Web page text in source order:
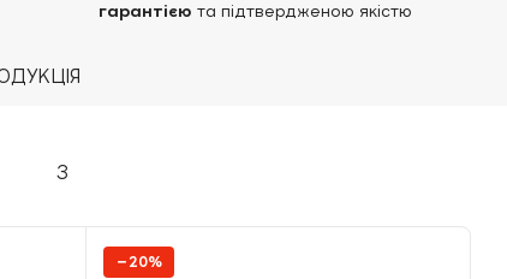
гарантією та підтвердженою якістю
−20%